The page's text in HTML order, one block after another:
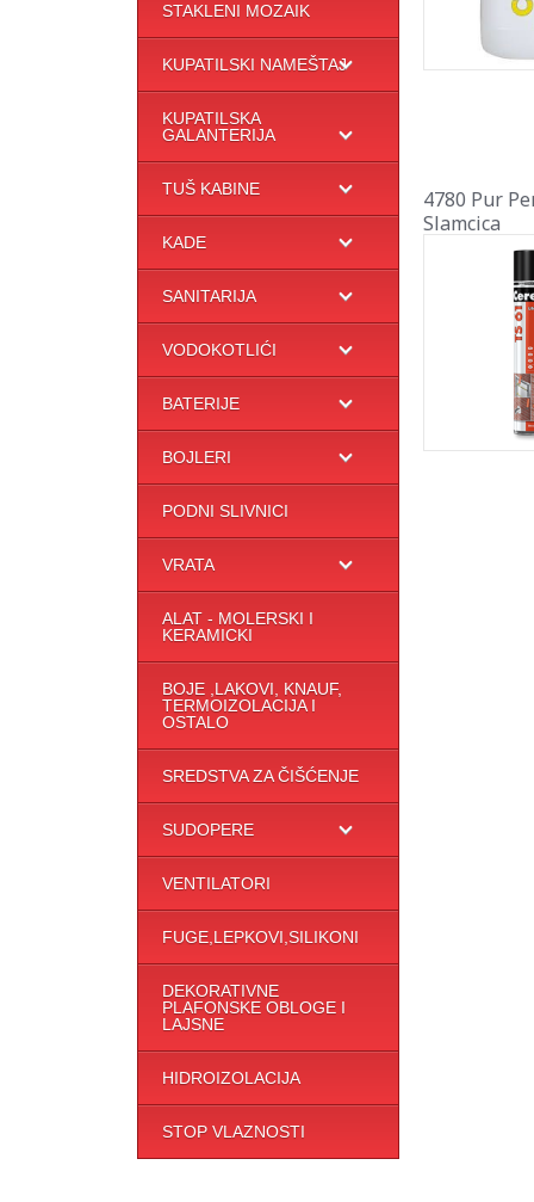
STAKLENI MOZAIK
KUPATILSKI NAMEŠTAJ
KUPATILSKA
GALANTERIJA
TUŠ KABINE
KADE
SANITARIJA
VODOKOTLIĆI
BATERIJE
BOJLERI
PODNI SLIVNICI
VRATA
ALAT - MOLERSKI I
KERAMICKI
BOJE ,LAKOVI, KNAUF,
TERMOIZOLACIJA I
OSTALO
SREDSTVA ZA ČIŠĆENJE
SUDOPERE
VENTILATORI
FUGE,LEPKOVI,SILIKONI
DEKORATIVNE
PLAFONSKE OBLOGE I
LAJSNE
HIDROIZOLACIJA
STOP VLAZNOSTI
4780 Pur
Slamcica